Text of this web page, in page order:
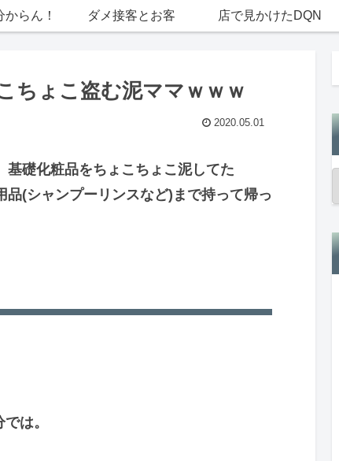
らん！ ダメ接客とお客 店で見かけたDQN
ちょこ盗む泥ママｗｗｗ
2020.05.01
礎化粧品をちょこちょこ泥してた
(シャンプーリンスなど)まで持って帰っ
は。